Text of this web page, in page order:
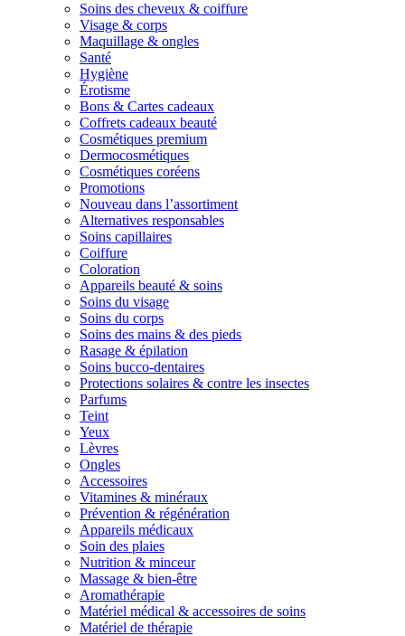
Soins des cheveux & coiffure
Visage & corps
Maquillage & ongles
Santé
Hygiène
Érotisme
Bons & Cartes cadeaux
Coffrets cadeaux beauté
Cosmétiques premium
Dermocosmétiques
Cosmétiques coréens
Promotions
Nouveau dans l’assortiment
Alternatives responsables
Soins capillaires
Coiffure
Coloration
Appareils beauté & soins
Soins du visage
Soins du corps
Soins des mains & des pieds
Rasage & épilation
Soins bucco-dentaires
Protections solaires & contre les insectes
Parfums
Teint
Yeux
Lèvres
Ongles
Accessoires
Vitamines & minéraux
Prévention & régénération
Appareils médicaux
Soin des plaies
Nutrition & minceur
Massage & bien-être
Aromathérapie
Matériel médical & accessoires de soins
Matériel de thérapie